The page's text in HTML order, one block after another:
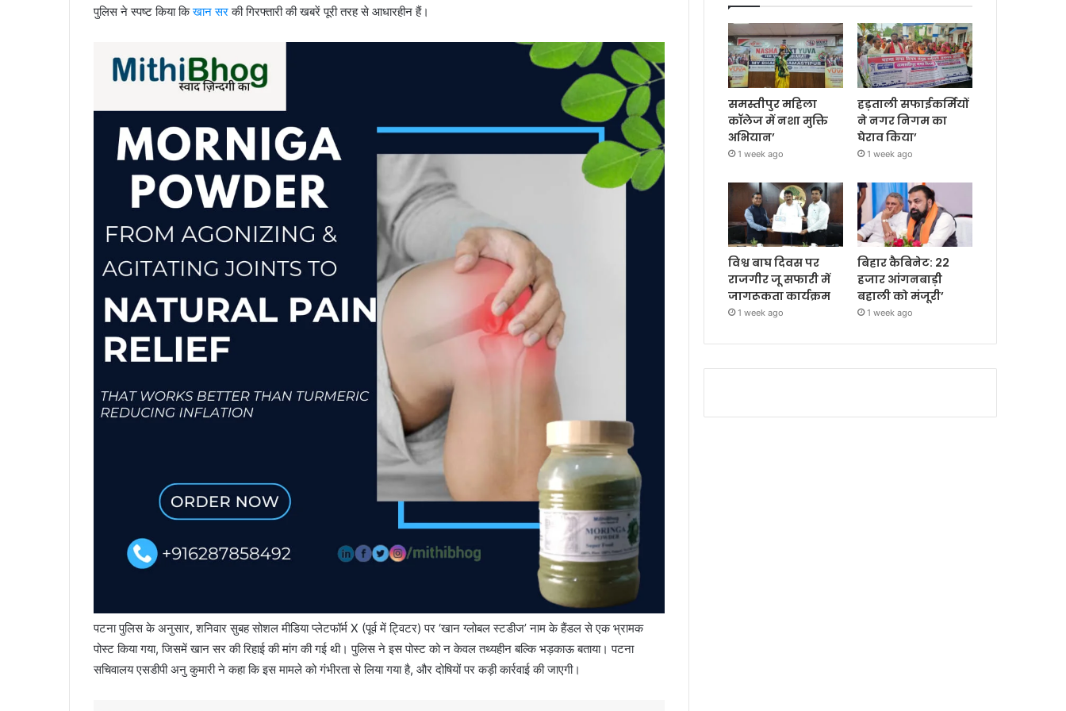
पुलिस ने स्पष्ट किया किखान सरकी गिरफ्तारी की खबरें पूरी तरह से आधारहीन हैं।
पटना पुलिस के अनुसार, शनिवार सुबह सोशल मीडिया प्लेटफॉर्म X (पूर्व में ट्विटर) पर ‘खान ग्लोबल स्टडीज’ नाम के हैंडल से एक भ्रामक
पोस्ट किया गया, जिसमें खान सर की रिहाई की मांग की गई थी। पुलिस ने इस पोस्ट को न केवल तथ्यहीन बल्कि भड़काऊ बताया। पटना
सचिवालय एसडीपी अनु कुमारी ने कहा कि इस मामले को गंभीरता से लिया गया है, और दोषियों पर कड़ी कार्रवाई की जाएगी।
समस्तीपुर महिला
कॉलेज में नशा मुक्ति
अभियान’
1 week ago
हड़ताली सफाईकर्मियों
ने नगर निगम का
घेराव किया’
1 week ago
विश्व बाघ दिवस पर
राजगीर जू सफारी में
जागरूकता कार्यक्रम
1 week ago
बिहार कैबिनेट: 22
हजार आंगनबाड़ी
बहाली को मंजूरी’
1 week ago